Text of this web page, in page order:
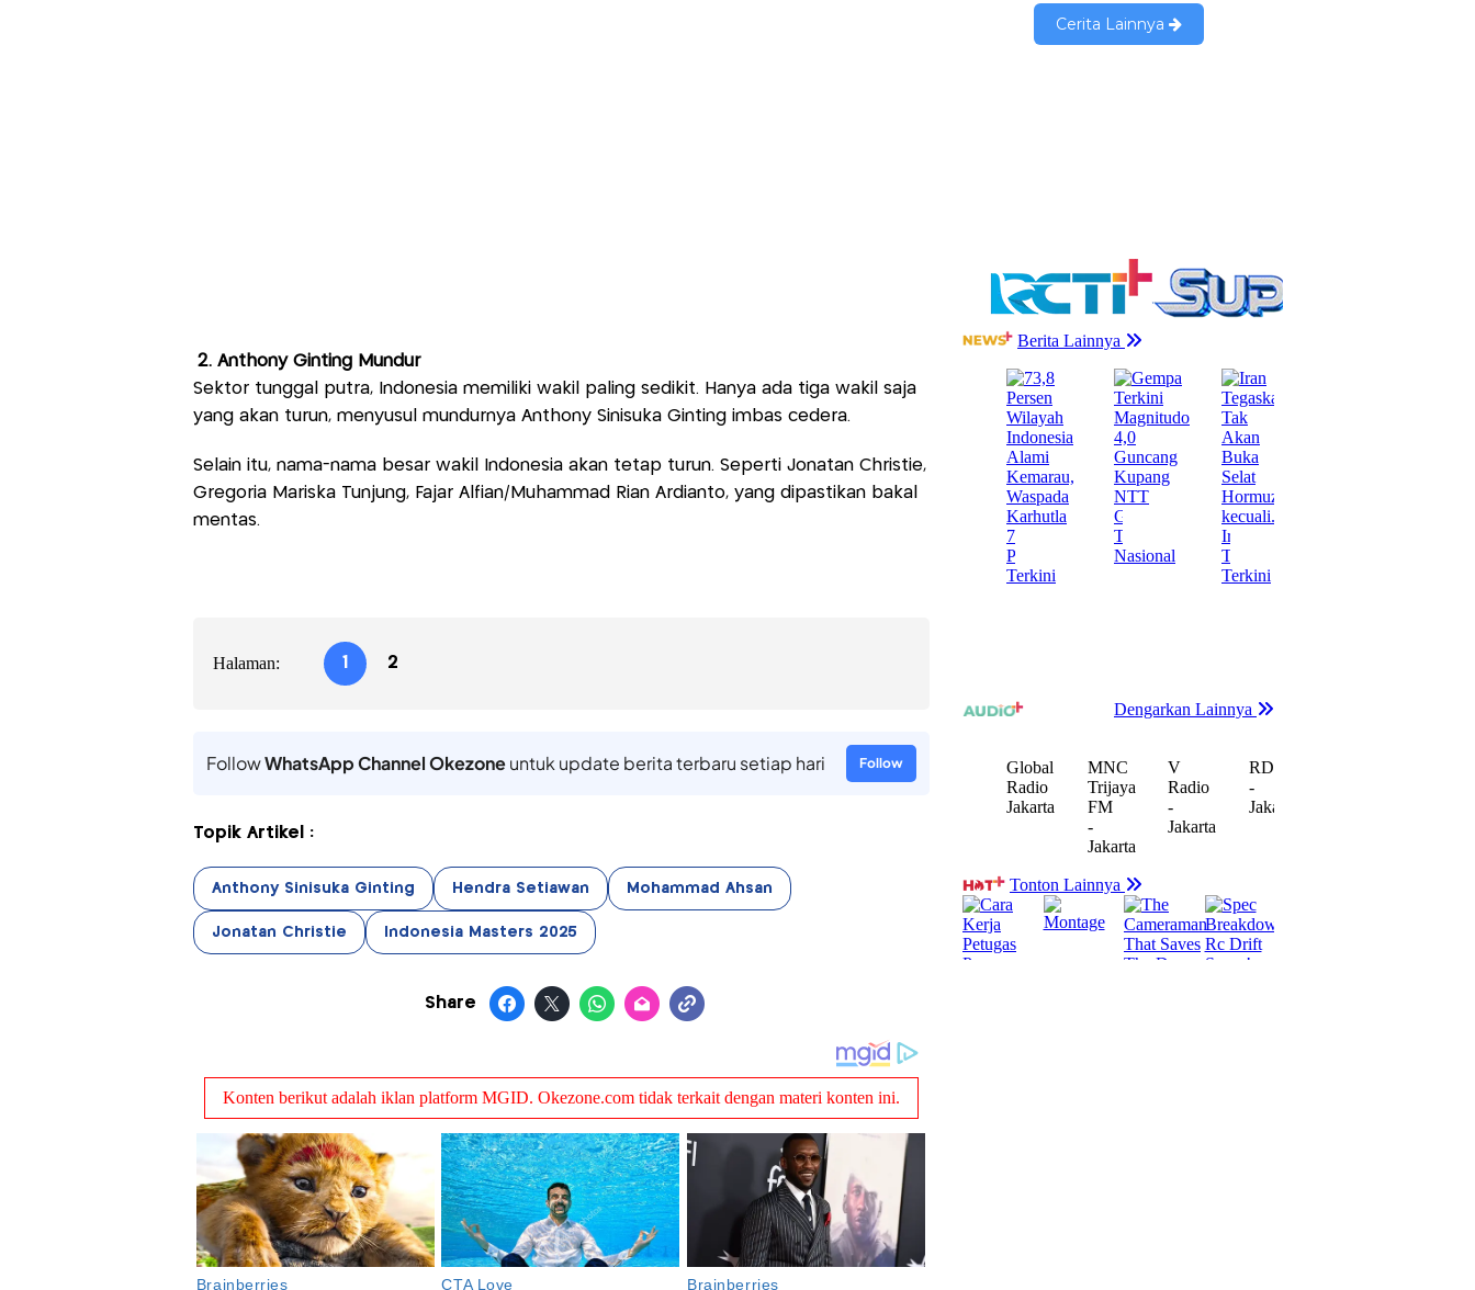
2. Anthony Ginting Mundur
Sektor tunggal putra, Indonesia memiliki wakil paling sedikit. Hanya ada tiga wakil saja
yang akan turun, menyusul mundurnya Anthony Sinisuka Ginting imbas cedera.
Selain itu, nama-nama besar wakil Indonesia akan tetap turun. Seperti Jonatan Christie,
Gregoria Mariska Tunjung, Fajar Alfian/Muhammad Rian Ardianto, yang dipastikan bakal
mentas.
Halaman: 1 2
FollowWhatsApp Channel Okezoneuntuk update berita terbaru setiap hari Follow
Topik Artikel :
Anthony Sinisuka Ginting Hendra Setiawan Mohammad Ahsan
Jonatan Christie Indonesia Masters 2025
Share